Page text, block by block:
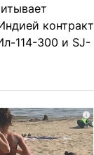
контракт
114-300 и SJ-